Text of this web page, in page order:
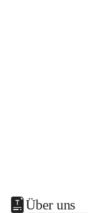
Über uns